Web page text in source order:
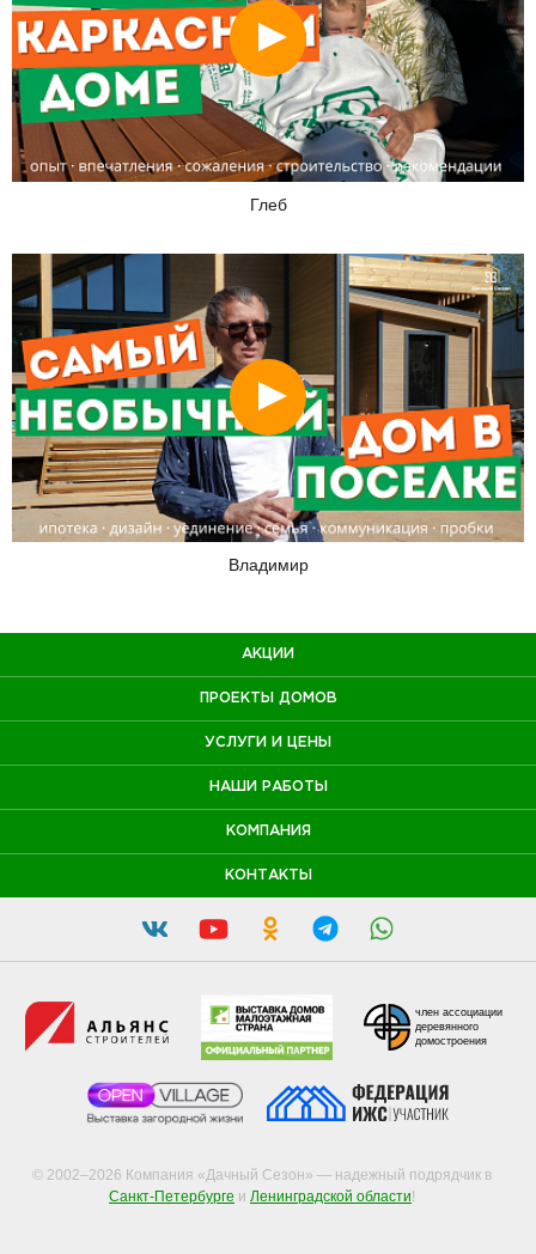
Смотреть
Глеб
Смотреть
Владимир
АКЦИИ
ПРОЕКТЫ ДОМОВ
УСЛУГИ И ЦЕНЫ
НАШИ РАБОТЫ
КОМПАНИЯ
КОНТАКТЫ
© 2002–2026 Компания «Дачный Сезон» — надежный подрядчик в
Санкт-Петербурге и Ленинградской области!
член ассоциации
деревянного
домостроения